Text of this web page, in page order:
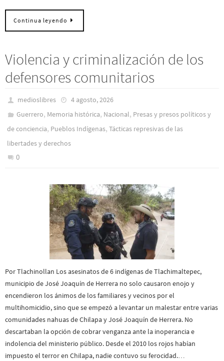
Continua leyendo
Violencia y criminalización de los
defensores comunitarios
medioslibres
4 agosto, 2026
Guerrero, Memoria histórica, Nacional, Presas y presos polí­ticos y
de conciencia, Pueblos Indí­genas, Tácticas represivas de las
libertades y derechos
0
Por Tlachinollan Los asesinatos de 6 indígenas de Tlachimaltepec,
municipio de José Joaquín de Herrera no solo causaron enojo y
encendieron los ánimos de los familiares y vecinos por el
multihomicidio, sino que se empezó a levantar un malestar entre varias
comunidades nahuas de Chilapa y José Joaquín de Herrera. No
descartaban la opción de cobrar venganza ante la inoperancia e
indolencia del ministerio público. Desde el 2010 los rojos habían
impuesto el terror en Chilapa, nadie contuvo su ferocidad.…